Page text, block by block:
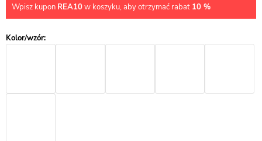
Wpisz kupon REA10w koszyku, aby otrzymać rabat 10 %